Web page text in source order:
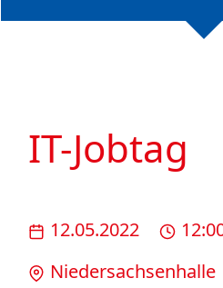
IT-Jobtag
12.05.2022
Nieder­sachsen­halle